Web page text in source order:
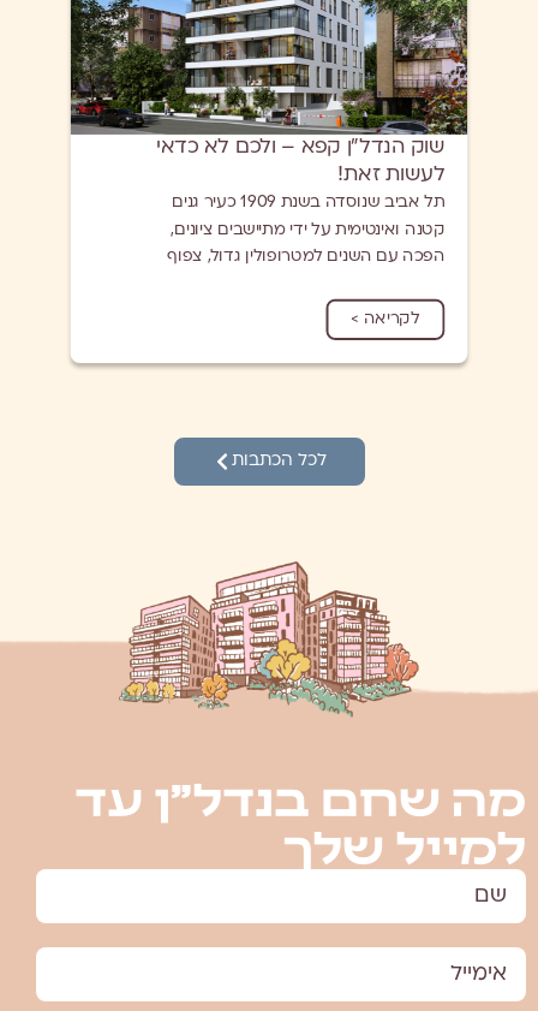
שוק הנדל"ן קפא – ולכם לא כדאי
לעשות זאת!
תל אביב שנוסדה בשנת 1909 כעיר גנים
קטנה ואינטימית על ידי מתיישבים ציונים,
הפכה עם השנים למטרופולין גדול, צפוף
הגירה מאסיבית לאחר קום המדינה, וכבר
בשנות ה-50 הפכה לעיר הגדולה בישראל.
גידול מהיר זה יצר לא מעט בעיות תשתית,
ומתפוררים כבר לאחר עשורים ספורים.
לקריאה >
לכל הכתבות
מה שחם בנדל”ן עד
למייל שלך